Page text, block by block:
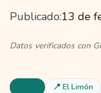
Publicado:13 de
Datos verificados con
📍 El Limón